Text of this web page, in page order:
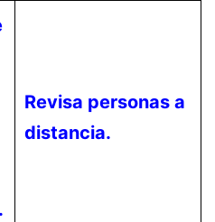
Revisa personas a
distancia.